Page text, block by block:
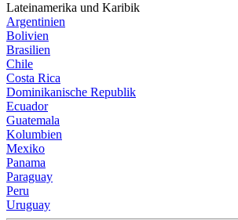
Lateinamerika und Karibik
Argentinien
Bolivien
Brasilien
Chile
Costa Rica
Dominikanische Republik
Ecuador
Guatemala
Kolumbien
Mexiko
Panama
Paraguay
Peru
Uruguay